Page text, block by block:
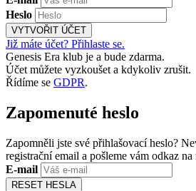
Heslo
VYTVOŘIT ÚČET
Již máte účet? Přihlaste se.
Genesis Era klub je a bude zdarma.
Účet můžete vyzkoušet a kdykoliv zrušit.
Řídíme se GDPR.
Zapomenuté heslo
Zapomněli jste své přihlašovací heslo?
registrační email a pošleme vám odkaz na
E-mail
RESET HESLA